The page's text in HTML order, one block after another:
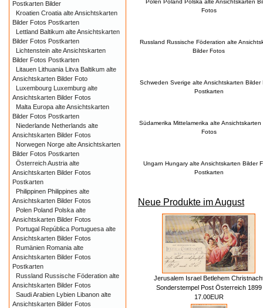
Polen Poland Polska alte Ansichtskarten
Fotos
Russland Russische Föderation alte
Bilder Fotos
Schweden Sverige alte Ansichtskarten Bilder
Postkarten
Südamerika Mittelamerika alte Ansichtskarten
Fotos
Ungarn Hungary alte Ansichtskarten Bilder
Postkarten
Neue Produkte im August
Jerusalem Israel Betlehem
Sonderstempel Post Österreich 1899
17.00EUR
Postkarten Bilder
Kroatien Croatia alte Ansichtskarten
Bilder Fotos Postkarten
Lettland Baltikum alte Ansichtskarten
Bilder Fotos Postkarten
Lichtenstein alte Ansichtskarten
Bilder Fotos Postkarten
Litauen Lithuania Litva Baltikum alte
Ansichtskarten Bilder Foto
Luxembourg Luxemburg alte
Ansichtskarten Bilder Fotos
Malta Europa alte Ansichtskarten
Bilder Fotos Postkarten
Niederlande Netherlands alte
Ansichtskarten Bilder Fotos
Norwegen Norge alte Ansichtskarten
Bilder Fotos Postkarten
Österreich Austria alte
Ansichtskarten Bilder Fotos
Postkarten
Philippinen Philippines alte
Ansichtskarten Bilder Fotos
Polen Poland Polska alte
Ansichtskarten Bilder Fotos
Portugal República Portuguesa alte
Ansichtskarten Bilder Fotos
Rumänien Romania alte
Ansichtskarten Bilder Fotos
Postkarten
Russland Russische Föderation alte
Ansichtskarten Bilder Fotos
Saudi Arabien Lybien Libanon alte
Ansichtskarten Bilder Fotos